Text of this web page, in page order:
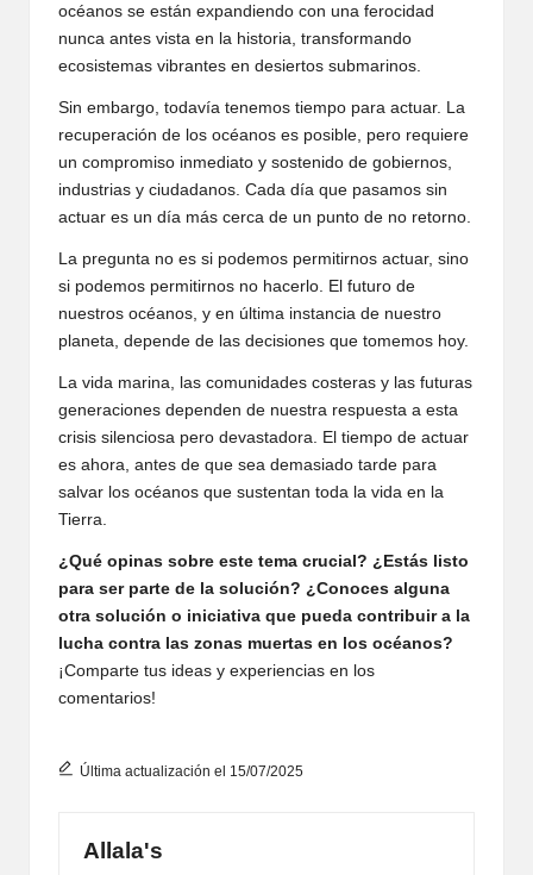
océanos se están expandiendo con una ferocidad
nunca antes vista en la historia, transformando
ecosistemas vibrantes en desiertos submarinos.
Sin embargo, todavía tenemos tiempo para actuar. La
recuperación de los océanos es posible, pero requiere
un compromiso inmediato y sostenido de gobiernos,
industrias y ciudadanos. Cada día que pasamos sin
actuar es un día más cerca de un punto de no retorno.
La pregunta no es si podemos permitirnos actuar, sino
si podemos permitirnos no hacerlo. El futuro de
nuestros océanos, y en última instancia de nuestro
planeta, depende de las decisiones que tomemos hoy.
La vida marina, las comunidades costeras y las futuras
generaciones dependen de nuestra respuesta a esta
crisis silenciosa pero devastadora. El tiempo de actuar
es ahora, antes de que sea demasiado tarde para
salvar los océanos que sustentan toda la vida en la
Tierra.
¿Qué opinas sobre este tema crucial? ¿Estás listo
para ser parte de la solución? ¿Conoces alguna
otra solución o iniciativa que pueda contribuir a la
lucha contra las zonas muertas en los océanos?
¡Comparte tus ideas y experiencias en los
comentarios!
Última actualización el 15/07/2025
Allala's